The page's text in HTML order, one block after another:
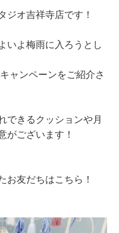
ジオ吉祥寺店です！
いよ梅雨に入ろうとし
ャンペーンをご紹介さ
できるクッションや月
がございます！
お友だちはこちら！